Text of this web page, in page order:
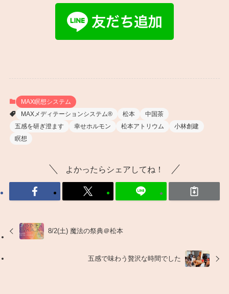
MAX瞑想システム
MAXメディテーションシステム®︎
松本
中国茶
五感を研ぎ澄ます
幸せホルモン 松本アトリウム
小林創建
瞑想
よかったらシェアしてね！
8/2(土) 魔法の祭典＠松本
五感で味わう贅沢な時間でした